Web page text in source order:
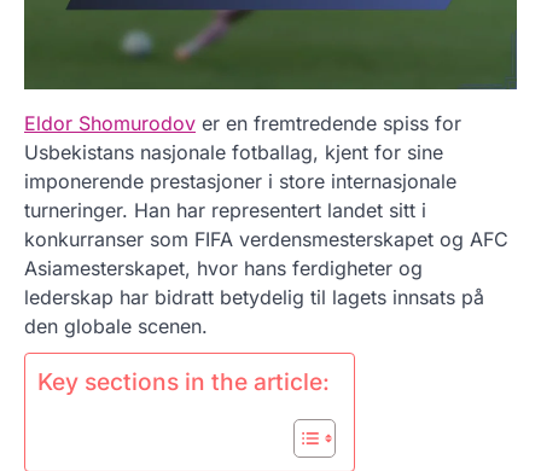
Eldor Shomurodov er en fremtredende spiss for
Usbekistans nasjonale fotballag, kjent for sine
imponerende prestasjoner i store internasjonale
turneringer. Han har representert landet sitt i
konkurranser som FIFA verdensmesterskapet og AFC
Asiamesterskapet, hvor hans ferdigheter og
lederskap har bidratt betydelig til lagets innsats på
den globale scenen.
Key sections in the article: